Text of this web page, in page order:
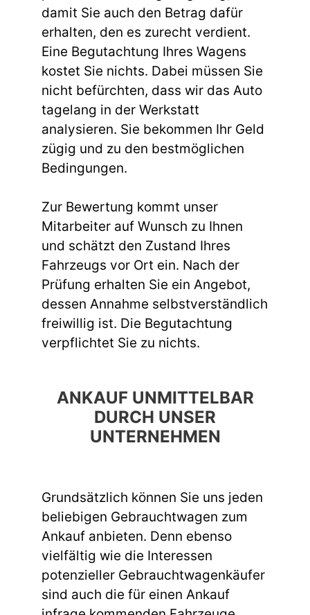
damit Sie auch den Betrag dafür
erhalten, den es zurecht verdient.
Eine Begutachtung Ihres Wagens
kostet Sie nichts. Dabei müssen Sie
nicht befürchten, dass wir das Auto
tagelang in der Werkstatt
analysieren. Sie bekommen Ihr Geld
zügig und zu den bestmöglichen
Bedingungen.
Zur Bewertung kommt unser
Mitarbeiter auf Wunsch zu Ihnen
und schätzt den Zustand Ihres
Fahrzeugs vor Ort ein. Nach der
Prüfung erhalten Sie ein Angebot,
dessen Annahme selbstverständlich
freiwillig ist. Die Begutachtung
verpflichtet Sie zu nichts.
ANKAUF UNMITTELBAR
DURCH UNSER
UNTERNEHMEN
Grundsätzlich können Sie uns jeden
beliebigen Gebrauchtwagen zum
Ankauf anbieten. Denn ebenso
vielfältig wie die Interessen
potenzieller Gebrauchtwagenkäufer
sind auch die für einen Ankauf